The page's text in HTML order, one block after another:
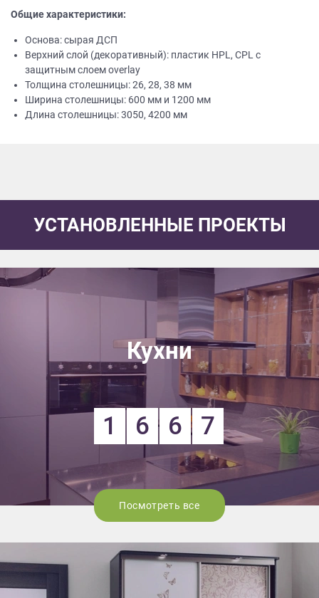
Общие характеристики:
Основа: сырая ДСП
Верхний слой (декоративный): пластик HPL, CPL с
защитным слоем overlay
Толщина столешницы: 26, 28, 38 мм
Ширина столешницы: 600 мм и 1200 мм
Длина столешницы: 3050, 4200 мм
УСТАНОВЛЕННЫЕ ПРОЕКТЫ
Кухни
1 6 6 7
Посмотреть все